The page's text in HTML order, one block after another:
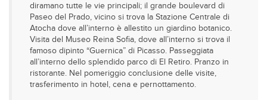
diramano tutte le vie principali; il grande boulevard di
Paseo del Prado, vicino si trova la Stazione Centrale di
Atocha dove all’interno è allestito un giardino botanico.
Visita del Museo Reina Sofia, dove all’interno si trova il
famoso dipinto “Guernica” di Picasso. Passeggiata
all’interno dello splendido parco di El Retiro. Pranzo in
ristorante. Nel pomeriggio conclusione delle visite,
trasferimento in hotel, cena e pernottamento.